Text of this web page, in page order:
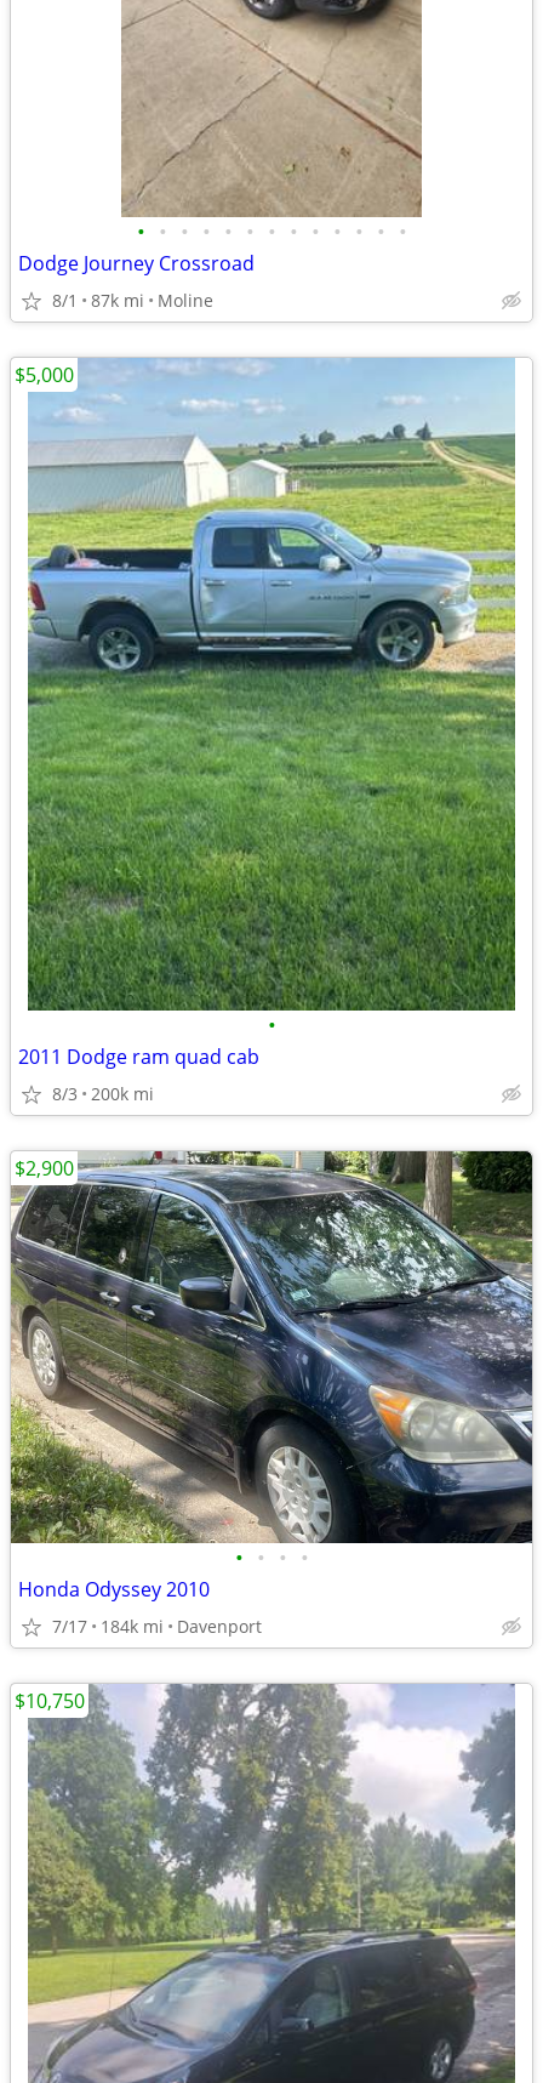
• • • • • • • • • • • • •
Dodge Journey Crossroad
8/1 87k mi Moline
•
2011 Dodge ram quad cab
8/3 200k mi
$5,000
• • • •
Honda Odyssey 2010
7/17 184k mi Davenport
$2,900
$10,750